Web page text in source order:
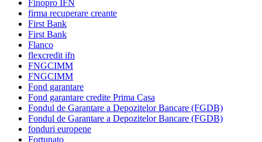
Finopro IFN
firma recuperare creante
First Bank
First Bank
Flanco
flexcredit ifn
FNGCIMM
FNGCIMM
Fond garantare
Fond garantare credite Prima Casa
Fondul de Garantare a Depozitelor Bancare (FGDB)
Fondul de Garantare a Depozitelor Bancare (FGDB)
fonduri europene
Fortunato